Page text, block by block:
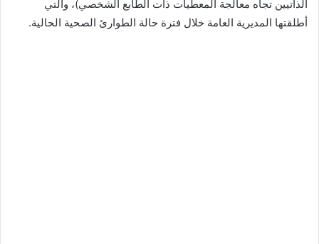
الذاتيين تجاه معالجة المعطيات ذات الطابع الشخصي)، والتي
أطلقتها المديرية العامة خلال فترة حالة الطوارئ الصحية الحالية.